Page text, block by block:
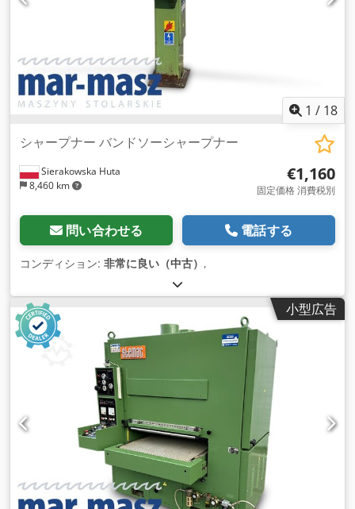
1 / 18
Sierakowska Huta
8,460 km
シャープナー バンドソーシャープナー
€1,160
固定価格 消費税別
問い合わせる 電話する
コンディション: 非常に良い（中古） ,
小型広告